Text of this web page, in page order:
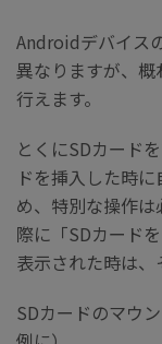
Androidデバイス
異なりますが、
行えます。
とくにSDカード
ドを挿入した時
め、特別な操作
際に「SDカード
表示された時は、
SDカードのマウ